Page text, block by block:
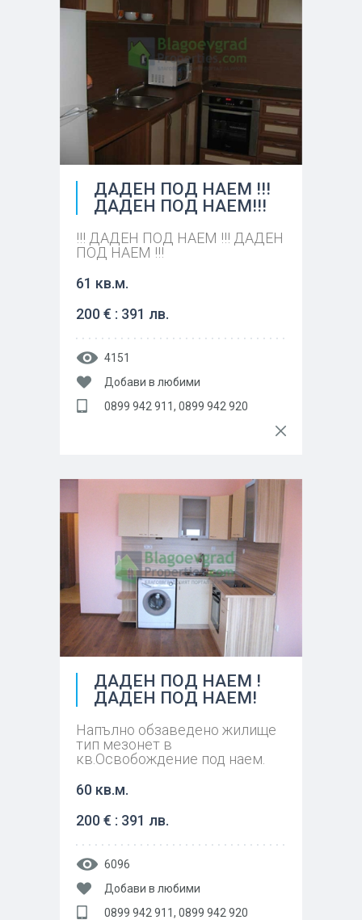
ДАДЕН ПОД НАЕМ !!!
ДАДЕН ПОД НАЕМ!!!
!!! ДАДЕН ПОД НАЕМ !!! ДАДЕН
ПОД НАЕМ !!!
61 кв.м.
200 € : 391 лв.
4151
Добави в любими
0899 942 911, 0899 942 920
ДАДЕН ПОД НАЕМ !
ДАДЕН ПОД НАЕМ!
Напълно обзаведено жилище
тип мезонет в
кв.Освобождение под наем.
60 кв.м.
200 € : 391 лв.
6096
Добави в любими
0899 942 911, 0899 942 920